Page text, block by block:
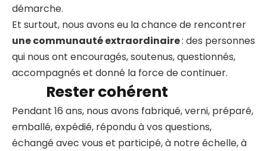
démarche.
Et surtout, nous avons eu la chance de rencontrer
une communauté extraordinaire: des personnes
qui nous ont encouragés, soutenus, questionnés,
accompagnés et donné la force de continuer.
Rester cohérent
Pendant 16 ans, nous avons fabriqué, verni, préparé,
emballé, expédié, répondu à vos questions,
échangé avec vous et participé, à notre échelle, à